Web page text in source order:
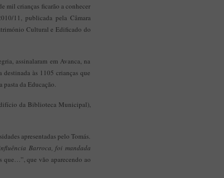
Aplicação Sentir Estarreja
Museu Fábrica da História – Arroz
mil crianças ficarão a conhecer
11, publicada pela Câmara
Cultural e Edificado do
assinalaram em Avanca, na
às 1105 crianças que
pasta da Educação.
da Biblioteca Municipal),
apresentadas pelo Tomás.
Barroca, foi mandada
que…”, que vão aparecendo ao